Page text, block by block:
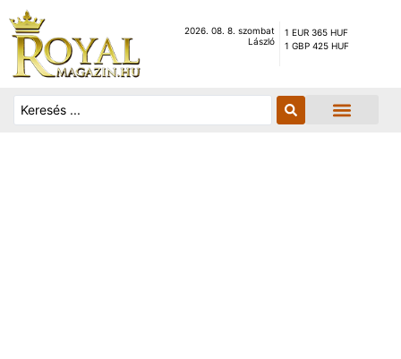
2026. 08. 8. szombat
László
1 EUR 365 HUF
1 GBP 425 HUF